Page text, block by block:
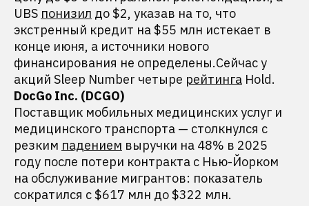
UBS понизил до $2, указав на то, что
экстренный кредит на $55 млн истекает в
конце июня, а источники нового
финансирования не определены.Сейчас у
акций Sleep Number четыре рейтинга Hold.
DocGo Inc. (DCGO)
Поставщик мобильных медицинских услуг и
медицинского транспорта — столкнулся с
резким падением выручки на 48% в 2025
году после потери контракта с Нью-Йорком
на обслуживание мигрантов: показатель
сократился с $617 млн до $322 млн.